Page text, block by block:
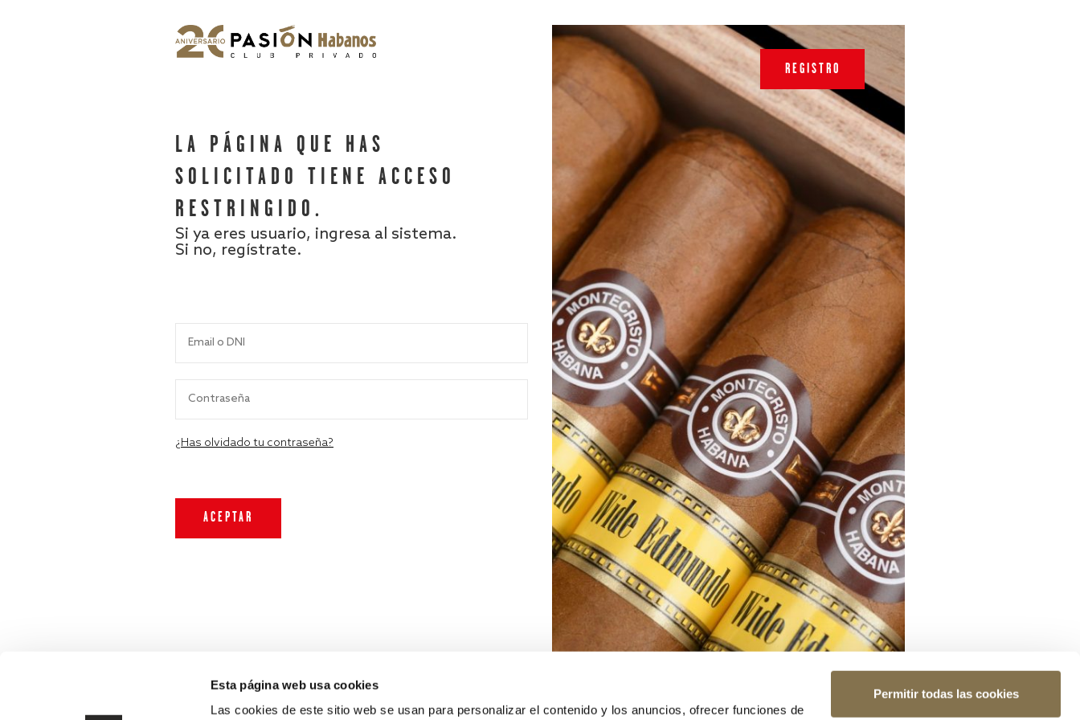
Esta página web usa cookies
Las cookies de este sitio web se usan para personalizar el contenido y los anuncios, ofrecer funciones de
Permitir todas las cookies
LA PÁGINA QUE HAS
SOLICITADO TIENE ACCESO
RESTRINGIDO.
Si ya eres usuario, ingresa al sistema.
Si no, regístrate.
¿Has olvidado tu contraseña?
REGISTRO